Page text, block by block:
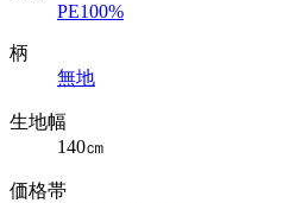
PE100%
柄
無地
生地幅
140㎝
価格帯